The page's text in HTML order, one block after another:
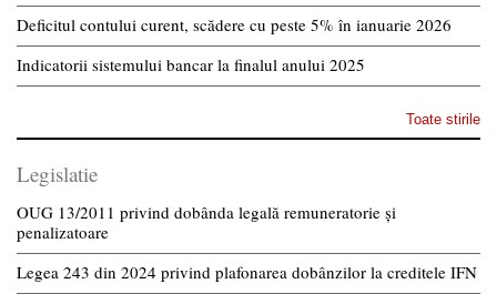
Deficitul contului curent, scădere cu peste 5% în ianuarie 2026
Indicatorii sistemului bancar la finalul anului 2025
Toate stirile
Legislatie
OUG 13/2011 privind dobânda legală remuneratorie și
penalizatoare
Legea 243 din 2024 privind plafonarea dobânzilor la creditele IFN